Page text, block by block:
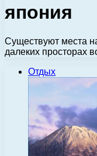
япония
Существуют места
далеких просторах
Отдых